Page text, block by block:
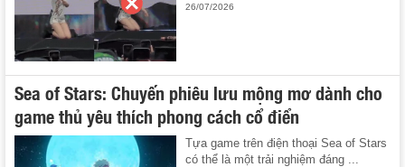
26/07/2026
Sea of Stars: Chuyến phiêu lưu mộng mơ dành cho
game thủ yêu thích phong cách cổ điển
Tựa game trên điện thoại Sea of Stars
có thể là một trải nghiệm đáng ...